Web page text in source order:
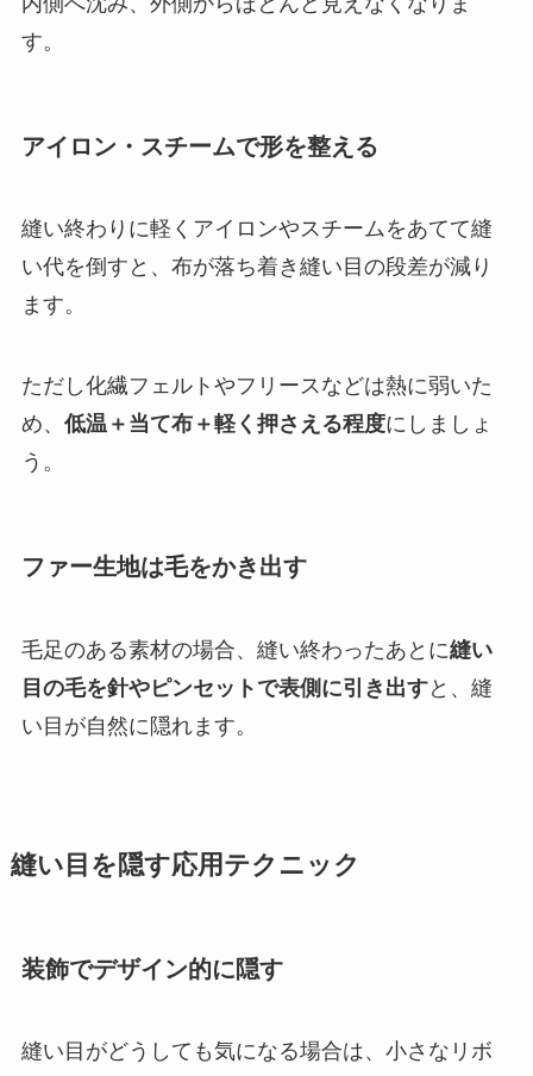
す。
アイロン・スチームで形を整える
縫い終わりに軽くアイロンやスチームをあてて縫
い代を倒すと、布が落ち着き縫い目の段差が減り
ます。
ただし化繊フェルトやフリースなどは熱に弱いた
め、 低温＋当て布＋軽く押さえる程度にしましょ
う。
ファー生地は毛をかき出す
毛足のある素材の場合、縫い終わったあとに縫い
目の毛を針やピンセットで表側に引き出すと、縫
い目が自然に隠れます。
縫い目を隠す応用テクニック
装飾でデザイン的に隠す
縫い目がどうしても気になる場合は、小さなリボ